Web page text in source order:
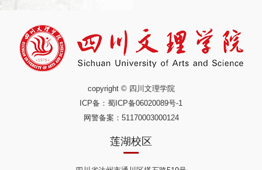
copyright © 四川文理学院
ICP备： 蜀ICP备06020089号-1
网警备案：51170003000124
莲湖校区